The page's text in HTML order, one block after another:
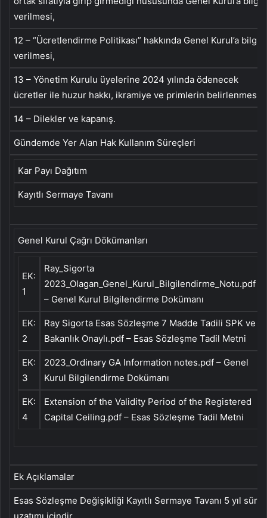
verilmesi,
12 – “Ücretlendirme Politikası” hakkında Genel Kurul’a bilgi
verilmesi,
13 – Yönetim Kurulu üyelerine 2024 yılında ödenecek
ücretler ile huzur hakkı, ikramiye ve primlerin belirlenmesi,
14 – Dilekler ve kapanış.
Gündemde Yer Alan Hak Kullanım Süreçleri
Kar Payı Dağıtım
Kayıtlı Sermaye Tavanı
Genel Kurul Çağrı Dökümanları
EK:
1
Ray_Sigorta
2023_Olagan_Genel_Kurul_Bilgilendirme_Notu.pdf
– Genel Kurul Bilgilendirme Dokümanı
EK:
2
Ray Sigorta Esas Sözleşme 7 Madde Tadili SPK ve
Bakanlık Onaylı.pdf – Esas Sözleşme Tadil Metni
EK:
3
2023_Ordinary GA Information notes.pdf – Genel
Kurul Bilgilendirme Dokümanı
EK:
4
Extension of the Validity Period of the Registered
Capital Ceiling.pdf – Esas Sözleşme Tadil Metni
Ek Açıklamalar
Esas Sözleşme Değişikliği Kayıtlı Sermaye Tavanı 5 yıl süre